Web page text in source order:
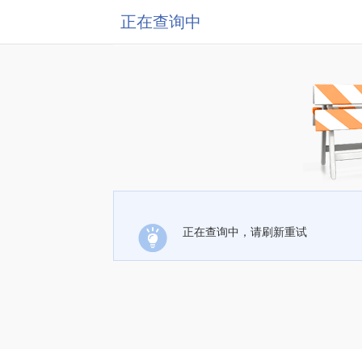
正在查询中
正在查询中，请刷新重试